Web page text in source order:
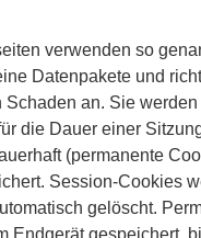
verwenden so
Datenpakete und
Schaden an. Sie
die Dauer einer
(permanente
Session-Cookies
gelöscht.
Endgerät gespeichert,